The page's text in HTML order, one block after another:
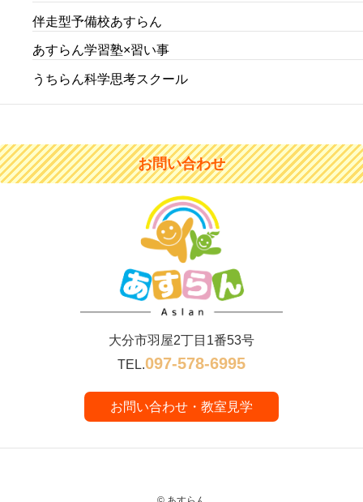
伴走型予備校あすらん
あすらん学習塾×習い事
うちらん科学思考スクール
お問い合わせ
大分市羽屋2丁目1番53号
TEL.097-578-6995
お問い合わせ・教室見学